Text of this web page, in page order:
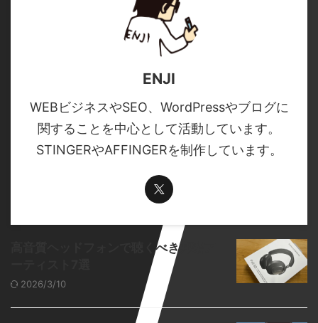
ENJI
WEBビジネスやSEO、WordPressやブログに
関することを中心として活動しています。
STINGERやAFFINGERを制作しています。
高音質ヘッドフォンで聴くべき邦楽ア
2026/3/10